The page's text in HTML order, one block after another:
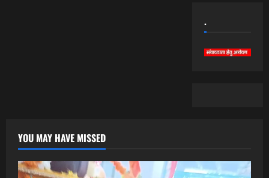
.
YOU MAY HAVE MISSED